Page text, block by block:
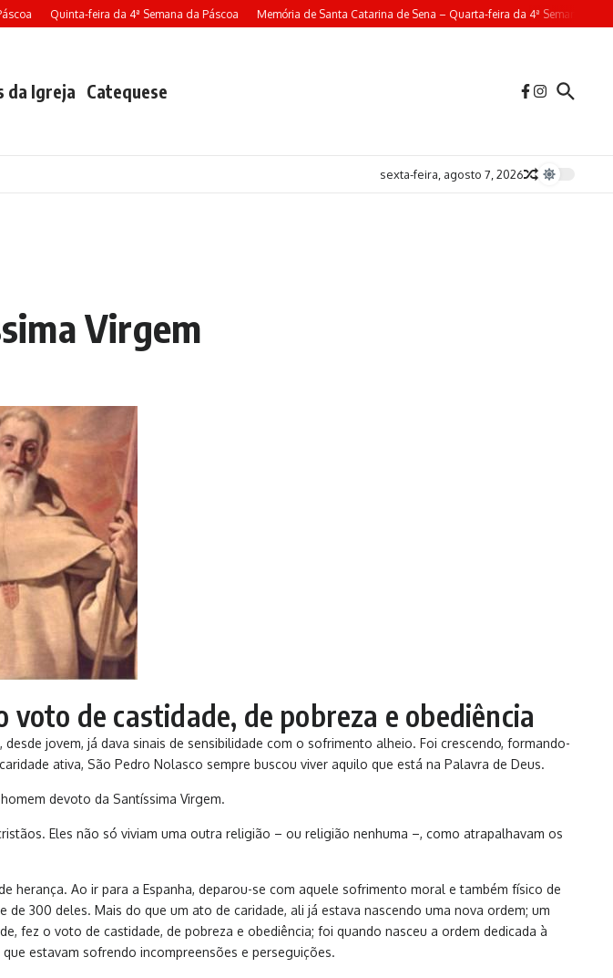
Quinta-feira da 4ª Semana da Páscoa Memória de Santa Catarina de Sena – Quarta-feira da 4ª Semana da
da Igreja Catequese
sexta-feira, agosto 7, 2026
Virgem
voto de castidade, de pobreza e obediência
jovem, já dava sinais de sensibilidade com o sofrimento alheio. Foi crescendo, formando-
ativa, São Pedro Nolasco sempre buscou viver aquilo que está na Palavra de Deus.
devoto da Santíssima Virgem.
Eles não só viviam uma outra religião – ou religião nenhuma –, como atrapalhavam os
Ao ir para a Espanha, deparou-se com aquele sofrimento moral e também físico de
300 deles. Mais do que um ato de caridade, ali já estava nascendo uma nova ordem; um
fez o voto de castidade, de pobreza e obediência; foi quando nasceu a ordem dedicada à
estavam sofrendo incompreensões e perseguições.